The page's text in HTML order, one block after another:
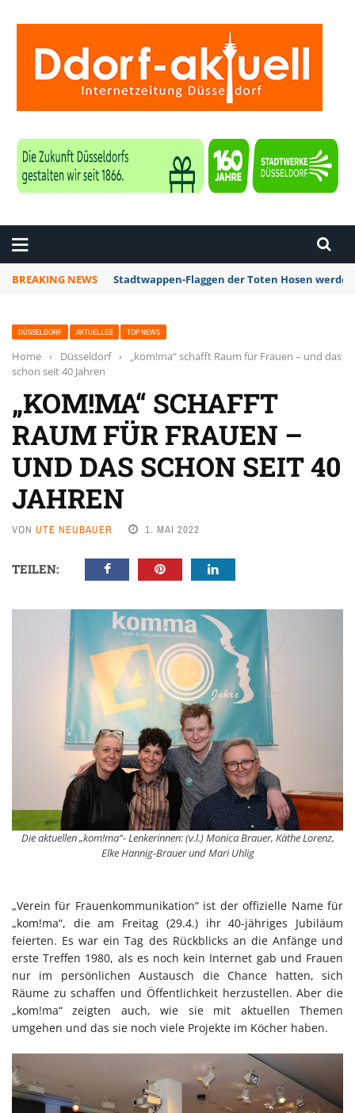
BREAKING NEWS Stadtwappen-Flaggen der Toten Hosen
DÜSSELDORF AKTUELLES TOP NEWS
Home › Düsseldorf ›
„kom!ma“ schafft Raum für Frauen – und das
schon seit 40 Jahren
„KOM!MA“ SCHAFFT
RAUM FÜR FRAUEN –
UND DAS SCHON SEIT 40
JAHREN
VON UTE NEUBAUER 1. MAI 2022
TEILEN:
Die aktuellen „kom!ma“- Lenkerinnen: (v.l.) Monica Brauer, Käthe Lorenz,
Elke Hannig-Brauer und Mari Uhlig
„Verein für Frauenkommunikation“ ist der offizielle Name für
„kom!ma“, die am Freitag (29.4.) ihr 40-jähriges Jubiläum
feierten. Es war ein Tag des Rückblicks an die Anfänge und
erste Treffen 1980, als es noch kein Internet gab und Frauen
nur im persönlichen Austausch die Chance hatten, sich
Räume zu schaffen und Öffentlichkeit herzustellen. Aber die
„kom!ma“ zeigten auch, wie sie mit aktuellen Themen
umgehen und das sie noch viele Projekte im Köcher haben.